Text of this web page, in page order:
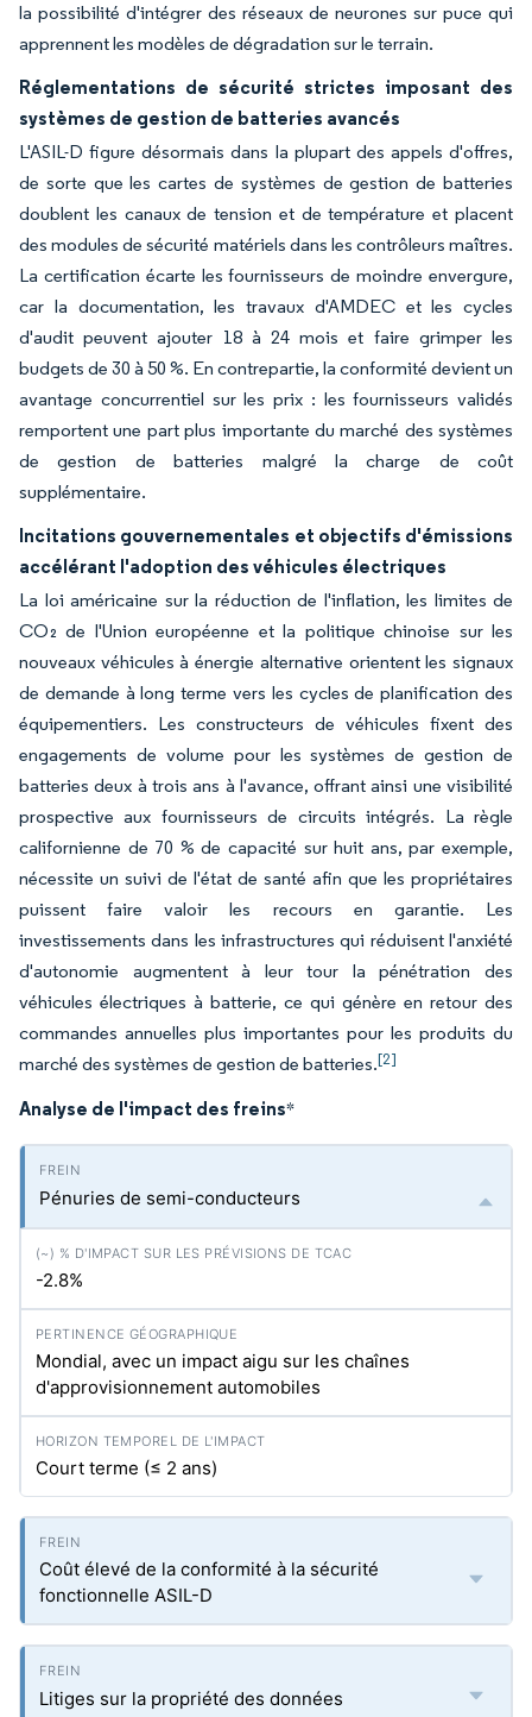
la possibilité d'intégrer des réseaux de neurones sur puce qui
apprennent les modèles de dégradation sur le terrain.
Réglementations de sécurité strictes imposant des
systèmes de gestion de batteries avancés
L'ASIL-D figure désormais dans la plupart des appels d'offres,
de sorte que les cartes de systèmes de gestion de batteries
doublent les canaux de tension et de température et placent
des modules de sécurité matériels dans les contrôleurs maîtres.
La certification écarte les fournisseurs de moindre envergure,
car la documentation, les travaux d'AMDEC et les cycles
d'audit peuvent ajouter 18 à 24 mois et faire grimper les
budgets de 30 à 50 %. En contrepartie, la conformité devient un
avantage concurrentiel sur les prix : les fournisseurs validés
remportent une part plus importante du marché des systèmes
de gestion de batteries malgré la charge de coût
supplémentaire.
Incitations gouvernementales et objectifs d'émissions
accélérant l'adoption des véhicules électriques
La loi américaine sur la réduction de l'inflation, les limites de
CO₂ de l'Union européenne et la politique chinoise sur les
nouveaux véhicules à énergie alternative orientent les signaux
de demande à long terme vers les cycles de planification des
équipementiers. Les constructeurs de véhicules fixent des
engagements de volume pour les systèmes de gestion de
batteries deux à trois ans à l'avance, offrant ainsi une visibilité
prospective aux fournisseurs de circuits intégrés. La règle
californienne de 70 % de capacité sur huit ans, par exemple,
nécessite un suivi de l'état de santé afin que les propriétaires
puissent faire valoir les recours en garantie. Les
investissements dans les infrastructures qui réduisent l'anxiété
d'autonomie augmentent à leur tour la pénétration des
véhicules électriques à batterie, ce qui génère en retour des
commandes annuelles plus importantes pour les produits du
marché des systèmes de gestion de batteries.[2]
Analyse de l'impact des freins*
Pénuries de semi-conducteurs
-2.8%
Mondial, avec un impact aigu sur les chaînes
d'approvisionnement automobiles
Court terme (≤ 2 ans)
Coût élevé de la conformité à la sécurité
fonctionnelle ASIL-D
Litiges sur la propriété des données